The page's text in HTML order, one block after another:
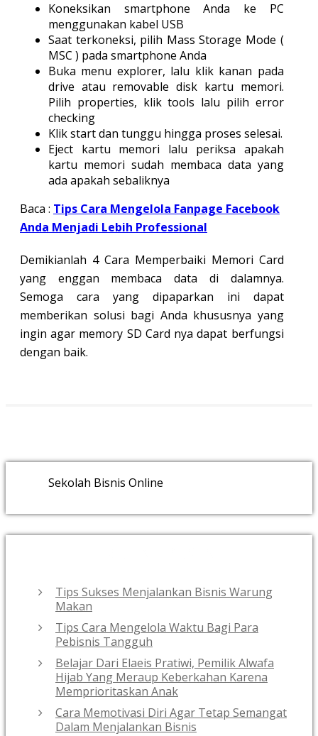
Koneksikan smartphone Anda ke PC
menggunakan kabel USB
Saat terkoneksi, pilih Mass Storage Mode (
MSC ) pada smartphone Anda
Buka menu explorer, lalu klik kanan pada
drive atau removable disk kartu memori.
Pilih properties, klik tools lalu pilih error
checking
Klik start dan tunggu hingga proses selesai.
Eject kartu memori lalu periksa apakah
kartu memori sudah membaca data yang
ada apakah sebaliknya
Baca : Tips Cara Mengelola Fanpage Facebook
Anda Menjadi Lebih Professional
Demikianlah 4 Cara Memperbaiki Memori Card
yang enggan membaca data di dalamnya.
Semoga cara yang dipaparkan ini dapat
memberikan solusi bagi Anda khususnya yang
ingin agar memory SD Card nya dapat berfungsi
dengan baik.
Sekolah Bisnis Online
Tips Sukses Menjalankan Bisnis Warung
Makan
Tips Cara Mengelola Waktu Bagi Para
Pebisnis Tangguh
Belajar Dari Elaeis Pratiwi, Pemilik Alwafa
Hijab Yang Meraup Keberkahan Karena
Memprioritaskan Anak
Cara Memotivasi Diri Agar Tetap Semangat
Dalam Menjalankan Bisnis